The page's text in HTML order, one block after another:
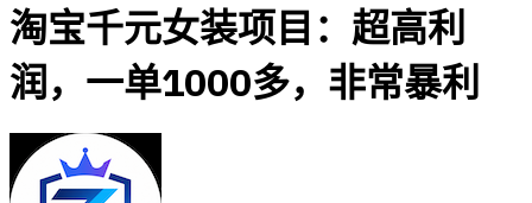
淘宝千元女装项目：超高利
润，一单1000多，非常暴利